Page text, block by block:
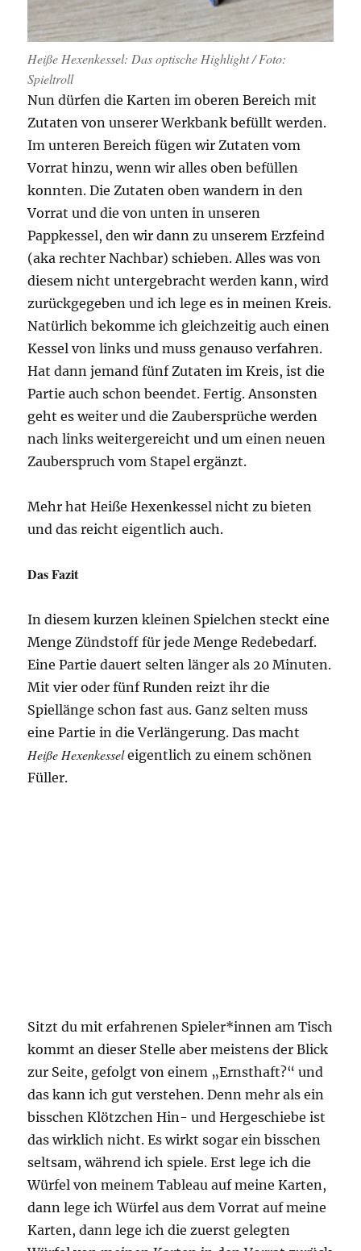
Heiße Hexenkessel: Das optische Highlight / Foto:
Spieltroll
Nun dürfen die Karten im oberen Bereich mit
Zutaten von unserer Werkbank befüllt werden.
Im unteren Bereich fügen wir Zutaten vom
Vorrat hinzu, wenn wir alles oben befüllen
konnten. Die Zutaten oben wandern in den
Vorrat und die von unten in unseren
Pappkessel, den wir dann zu unserem Erzfeind
(aka rechter Nachbar) schieben. Alles was von
diesem nicht untergebracht werden kann, wird
zurückgegeben und ich lege es in meinen Kreis.
Natürlich bekomme ich gleichzeitig auch einen
Kessel von links und muss genauso verfahren.
Hat dann jemand fünf Zutaten im Kreis, ist die
Partie auch schon beendet. Fertig. Ansonsten
geht es weiter und die Zaubersprüche werden
nach links weitergereicht und um einen neuen
Zauberspruch vom Stapel ergänzt.
Mehr hat Heiße Hexenkessel nicht zu bieten
und das reicht eigentlich auch.
Das Fazit
In diesem kurzen kleinen Spielchen steckt eine
Menge Zündstoff für jede Menge Redebedarf.
Eine Partie dauert selten länger als 20 Minuten.
Mit vier oder fünf Runden reizt ihr die
Spiellänge schon fast aus. Ganz selten muss
eine Partie in die Verlängerung. Das macht
Heiße Hexenkesseleigentlich zu einem schönen
Füller.
Sitzt du mit erfahrenen Spieler*innen am Tisch
kommt an dieser Stelle aber meistens der Blick
zur Seite, gefolgt von einem „Ernsthaft?“ und
das kann ich gut verstehen. Denn mehr als ein
bisschen Klötzchen Hin- und Hergeschiebe ist
das wirklich nicht. Es wirkt sogar ein bisschen
seltsam, während ich spiele. Erst lege ich die
Würfel von meinem Tableau auf meine Karten,
dann lege ich Würfel aus dem Vorrat auf meine
Karten, dann lege ich die zuerst gelegten